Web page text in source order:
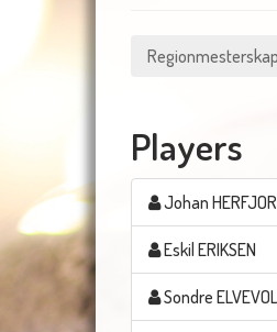
Players
Johan
Eskil ERIKSEN
Sondre